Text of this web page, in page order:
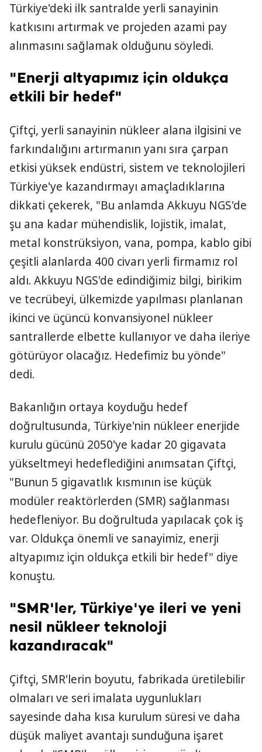
Türkiye'deki ilk santralde yerli sanayinin
katkısını artırmak ve projeden azami pay
alınmasını sağlamak olduğunu söyledi.
"Enerji altyapımız için oldukça
etkili bir hedef"
Çiftçi, yerli sanayinin nükleer alana ilgisini ve
farkındalığını artırmanın yanı sıra çarpan
etkisi yüksek endüstri, sistem ve teknolojileri
Türkiye'ye kazandırmayı amaçladıklarına
dikkati çekerek, "Bu anlamda Akkuyu NGS'de
şu ana kadar mühendislik, lojistik, imalat,
metal konstrüksiyon, vana, pompa, kablo gibi
çeşitli alanlarda 400 civarı yerli firmamız rol
aldı. Akkuyu NGS'de edindiğimiz bilgi, birikim
ve tecrübeyi, ülkemizde yapılması planlanan
ikinci ve üçüncü konvansiyonel nükleer
santrallerde elbette kullanıyor ve daha ileriye
götürüyor olacağız. Hedefimiz bu yönde"
dedi.
Bakanlığın ortaya koyduğu hedef
doğrultusunda, Türkiye'nin nükleer enerjide
kurulu gücünü 2050'ye kadar 20 gigavata
yükseltmeyi hedeflediğini anımsatan Çiftçi,
"Bunun 5 gigavatlık kısmının ise küçük
modüler reaktörlerden (SMR) sağlanması
hedefleniyor. Bu doğrultuda yapılacak çok iş
var. Oldukça önemli ve sanayimiz, enerji
altyapımız için oldukça etkili bir hedef" diye
konuştu.
"SMR'ler, Türkiye'ye ileri ve yeni
nesil nükleer teknoloji
kazandıracak"
Çiftçi, SMR'lerin boyutu, fabrikada üretilebilir
olmaları ve seri imalata uygunlukları
sayesinde daha kısa kurulum süresi ve daha
düşük maliyet avantajı sunduğuna işaret